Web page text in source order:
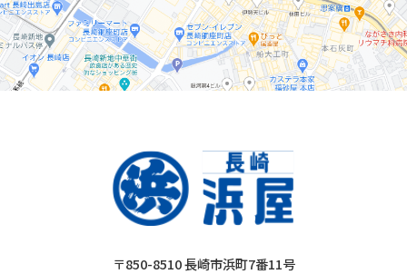
〒850-8510 長崎市浜町7番11号